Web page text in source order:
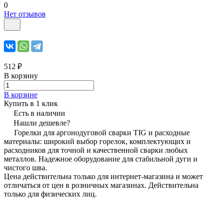
0
Нет отзывов
512 ₽
В корзину
В корзине
Купить в 1 клик
Есть в наличии
Нашли дешевле?
Горелки для аргонодуговой сварки TIG и расходные
материалы: широкий выбор горелок, комплектующих и
расходников для точной и качественной сварки любых
металлов. Надежное оборудование для стабильной дуги и
чистого шва.
Цена действительна только для интернет-магазина и может
отличаться от цен в розничных магазинах. Действительна
только для физических лиц.